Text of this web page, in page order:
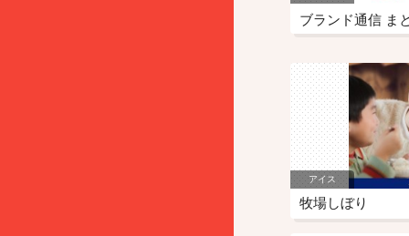
ブランド通信 ま
アイス
牧場しぼり